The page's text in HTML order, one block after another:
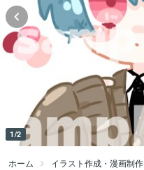
1/2
ホーム イラスト作成・漫画制作